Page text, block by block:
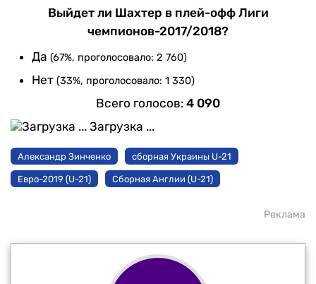
Выйдет ли Шахтер в плей-офф Лиги
чемпионов-2017/2018?
Да (67%, проголосовало: 2 760)
Нет (33%, проголосовало: 1 330)
Всего голосов: 4 090
Загрузка ...
Александр Зинченко сборная Украины U-21
Евро-2019 (U-21) Сборная Англии (U-21)
Реклама